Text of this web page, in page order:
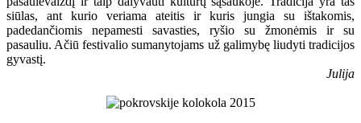
siūlas, ant kurio veriama ateitis ir kuris jungia su ištakomis,
padedančiomis nepamesti savasties, ryšio su žmonėmis ir su
pasauliu. Ačiū festivalio sumanytojams už galimybę liudyti tradicijos
gyvastį.
Julija